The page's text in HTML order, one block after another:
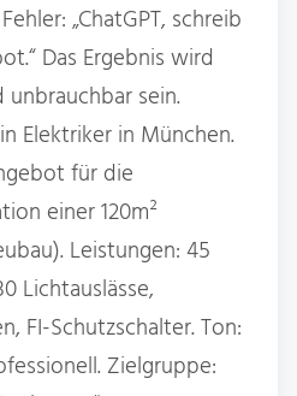
„ChatGPT, schreib
Das Ergebnis wird
unbrauchbar sein.
Elektriker in München.
für die
einer 120m²
Leistungen: 45
Lichtauslässe,
FI-Schutzschalter. Ton:
Zielgruppe: